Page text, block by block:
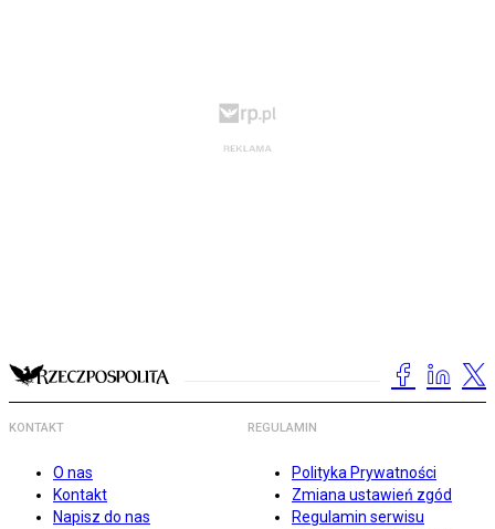
KONTAKT
O nas
Kontakt
Napisz do nas
REGULAMIN
Polityka Prywatności
Zmiana ustawień zgód
Regulamin serwisu